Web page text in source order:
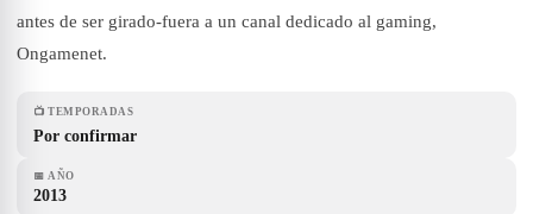
antes de ser girado-fuera a un canal dedicado al gaming,
Ongamenet.
📺 TEMPORADAS
Por confirmar
📅 AÑO
2013